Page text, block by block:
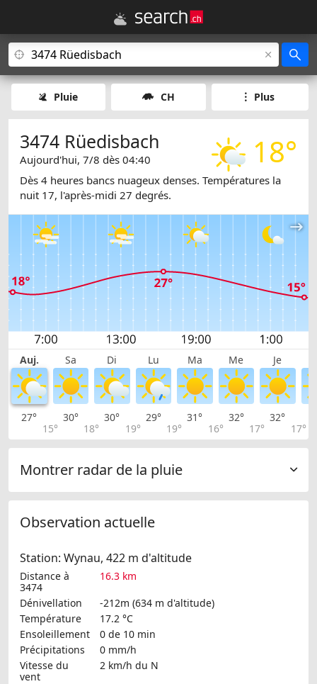
Pluie CH Plus
18°
3474 Rüedisbach
Aujourd'hui, 7/8 dès 04:40
Dès 4 heures bancs nuageux denses. Températures la
nuit 17, l'après-midi 27 degrés.
Auj. Sa Di Lu Ma Me Je
27°
15°
30°
18°
30°
19°
29°
19°
31°
16°
32°
17°
32°
17°
Montrer radar de la pluie
Observation actuelle
Station: Wynau, 422 m d'altitude
Distance à
3474
16.3 km
Dénivellation
-212m (634 m d'altitude)
Température
17.2 °C
Ensoleillement
0 de 10 min
Précipitations
0 mm/h
Vitesse du
vent
2 km/h du N